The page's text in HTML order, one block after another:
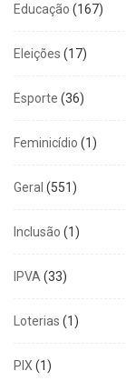
Educação (167)
Eleições (17)
Esporte (36)
Feminicídio (1)
Geral (551)
Inclusão (1)
IPVA (33)
Loterias (1)
PIX (1)